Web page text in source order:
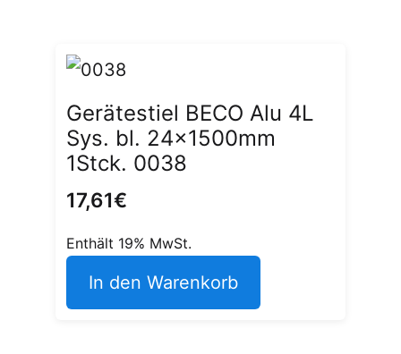
Gerätestiel BECO Alu 4L
Sys. bl. 24x1500mm
1Stck. 0038
17,61€
Enthält 19% MwSt.
In den Warenkorb